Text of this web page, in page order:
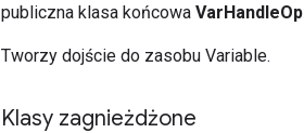
publiczna klasa końcowa VarHandleOp
Tworzy dojście do zasobu Variable.
Klasy zagnieżdżone